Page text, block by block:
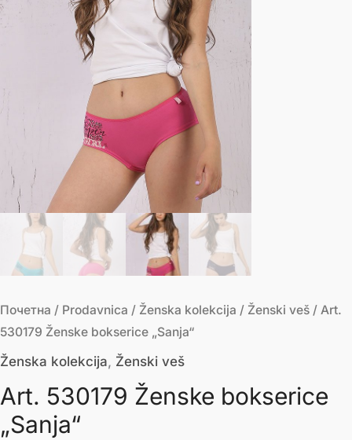
Почетна / Prodavnica / Ženska kolekcija / Ženski veš / Art.
530179 Ženske bokserice „Sanja“
Ženska kolekcija, Ženski veš
Art. 530179 Ženske bokserice
„Sanja“